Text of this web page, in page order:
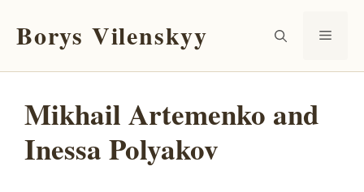
содержимому
Borys Vilenskyy
Mikhail Artemenko and
Inessa Polyakov